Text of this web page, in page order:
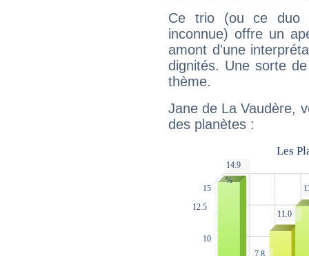
Ce trio (ou ce duo
inconnue) offre un
amont d'une
dignités. Une sorte
thème.
Jane de La Vaudère,
des planètes :